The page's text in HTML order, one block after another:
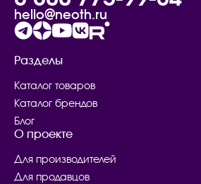
hello@neoth.ru
Разделы
Каталог товаров
Каталог брендов
Блог
О проекте
Для производителей
Для продавцов